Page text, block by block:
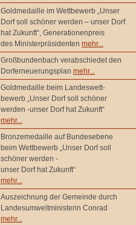
Goldmedaille im Wettbewerb „Unser
Dorf soll schöner werden – unser Dorf
hat Zukunft“, Generationenpreis
des Ministerpräsidenten mehr...
Großbundenbach verabschiedet den
Dorferneuerungsplan mehr...
Goldmedaille beim Landeswett-
bewerb „Unser Dorf soll schöner
werden -unser Dorf hat Zukunft“
mehr...
Bronzemedaille auf Bundesebene
beim Wettbewerb „Unser Dorf soll
schöner werden -
unser Dorf hat Zukunft“
mehr...
Auszeichnung der Gemeinde durch
Landesumweltministerin Conrad
mehr...